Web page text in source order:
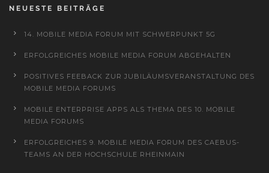
NEUESTE BEITRÄGE
14. MOBILE MEDIA FORUM MIT SCHWERPUNKT 5G
ERFOLGREICHES MOBILE MEDIA FORUM ABGEHALTEN
POSITIVES FEEBACK ZUR JUBILÄUMSVERANSTALTUNG DES
MOBILE MEDIA FORUMS
MOBILE ENTERPRISE APPS ALS THEMA DES 10. MOBILE
MEDIA FORUMS
ERFOLGREICHES 9. MOBILE MEDIA FORUM DES CAEBUS-
TEAMS AN DER HOCHSCHULE RHEINMAIN